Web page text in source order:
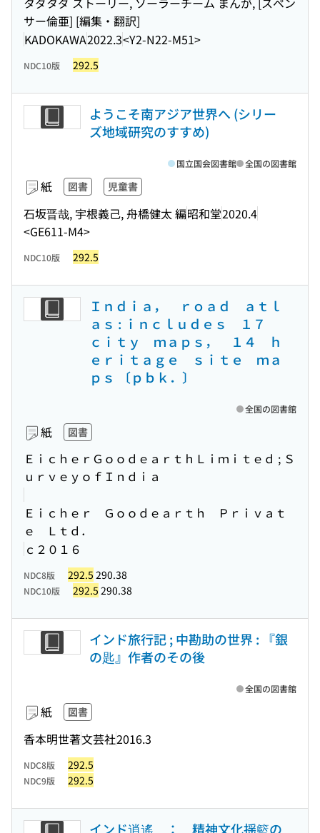
サー倫亜] [編集・翻訳]
KADOKAWA2022.3<Y2-N22-M51>
NDC10版 292.5
ようこそ南アジア世界へ (シリー
ズ地域研究のすすめ)
紙 図書 児童書
石坂晋哉, 宇根義己, 舟橋健太 編昭和堂2020.4
<GE611-M4>
国立国会図書館 全国の図書館
NDC10版 292.5
Ｉｎｄｉａ， ｒｏａｄ ａｔｌ
ａｓ : ｉｎｃｌｕｄｅｓ １７
ｃｉｔｙ ｍａｐｓ， １４ ｈ
ｅｒｉｔａｇｅ ｓｉｔｅ ｍａ
ｐｓ 〔ｐｂｋ．〕
紙 図書
ＥｉｃｈｅｒＧｏｏｄｅａｒｔｈＬｉｍｉｔｅｄ ; Ｓ
ｕｒｖｅｙｏｆＩｎｄｉａ
Ｅｉｃｈｅｒ Ｇｏｏｄｅａｒｔｈ Ｐｒｉｖａｔ
ｅ Ｌｔｄ．
ｃ２０１６
全国の図書館
NDC8版 292.5 290.38
NDC10版 292.5 290.38
インド旅行記 ; 中勘助の世界 : 『銀
の匙』作者のその後
紙 図書
香本明世著文芸社2016.3
全国の図書館
NDC8版 292.5
NDC9版 292.5
インド逍遙 ： 精神文化揺籃の